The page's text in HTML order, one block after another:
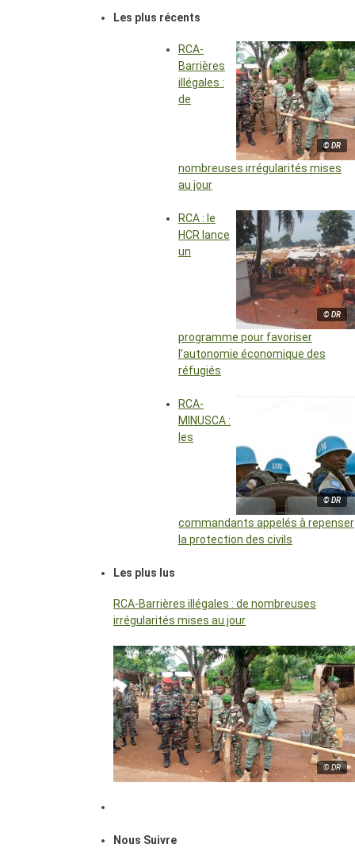
Les plus récents
© DR
RCA-
Barrières
illégales :
de
nombreuses irrégularités mises
au jour
© DR
RCA : le
HCR lance
un
programme pour favoriser
l’autonomie économique des
réfugiés
© DR
RCA-
MINUSCA :
les
commandants appelés à repenser
la protection des civils
Les plus lus
RCA-Barrières illégales : de nombreuses
irrégularités mises au jour
© DR
Nous Suivre